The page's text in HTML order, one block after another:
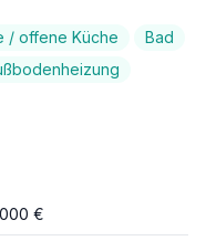
/ offene Küche
Bad
€